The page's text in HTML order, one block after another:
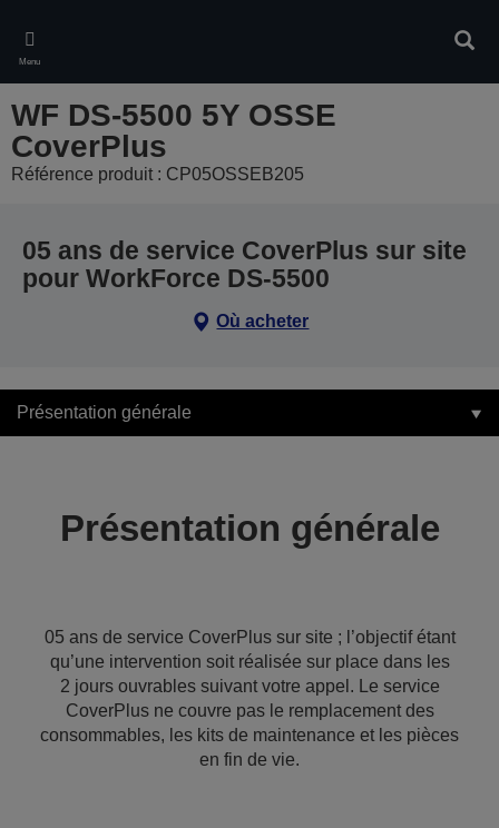
main
content
Menu
WF DS-5500 5Y OSSE
CoverPlus
Référence produit : CP05OSSEB205
05 ans de service CoverPlus sur site
pour WorkForce DS-5500
Où acheter
Présentation générale
Présentation générale
05 ans de service CoverPlus sur site ; l’objectif étant
qu’une intervention soit réalisée sur place dans les
2 jours ouvrables suivant votre appel. Le service
CoverPlus ne couvre pas le remplacement des
consommables, les kits de maintenance et les pièces
en fin de vie.